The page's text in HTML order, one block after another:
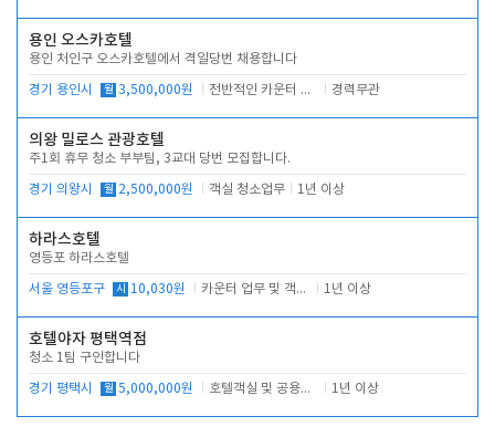
용인 오스카호텔
용인 처인구 오스카호텔에서 격일당번 채용합니다
경기 용인시 월 3,500,000원 전반적인 카운터 업무 경력무관
의왕 밀로스 관광호텔
주1회 휴무 청소 부부팀, 3교대 당번 모집합니다.
경기 의왕시 월 2,500,000원 객실 청소업무 1년 이상
하라스호텔
영등포 하라스호텔
서울 영등포구 시 10,030원 카운터 업무 및 객실관리(청소상태 확인, 객실판매) 1년 이상
호텔야자 평택역점
청소 1팀 구인합니다
경기 평택시 월 5,000,000원 호텔객실 및 공용시설 청소 관리 1년 이상